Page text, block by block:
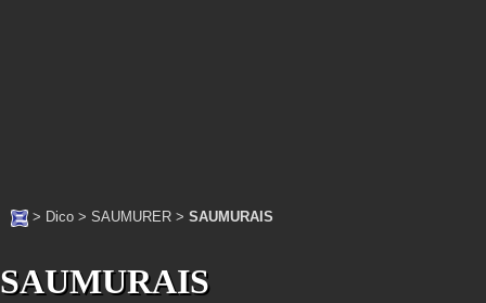
> Dico > SAUMURER > SAUMURAIS
SAUMURAIS